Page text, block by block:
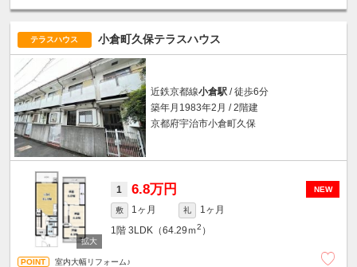
テラスハウス 小倉町久保テラスハウス
近鉄京都線小倉駅/ 徒歩6分
築年月1983年2月 / 2階建
京都府宇治市小倉町久保
NEW
1 6.8万円
敷 1ヶ月 礼
1ヶ月
1階 3LDK（64.29ｍ2 ）
室内大幅リフォーム♪